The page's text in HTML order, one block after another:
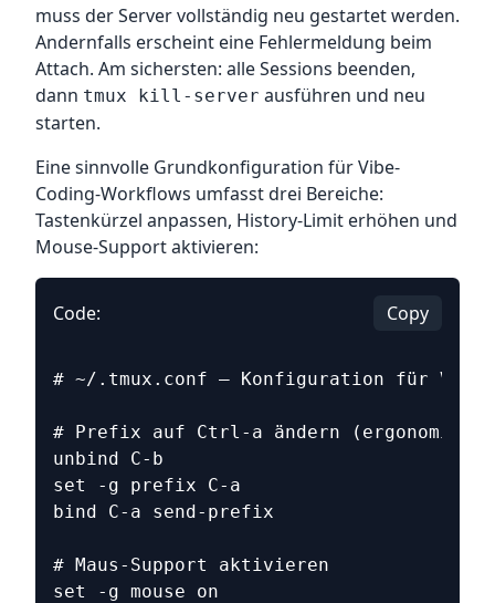
muss der Server vollständig neu gestartet werden.
Andernfalls erscheint eine Fehlermeldung beim
Attach. Am sichersten: alle Sessions beenden,
dann tmux kill-server ausführen und neu
starten.
Eine sinnvolle Grundkonfiguration für Vibe-
Coding-Workflows umfasst drei Bereiche:
Tastenkürzel anpassen, History-Limit erhöhen und
Mouse-Support aktivieren:
Code: Copy
# ~/.tmux.conf – Konfiguration für Vibe
# Prefix auf Ctrl-a ändern
unbind C-b
set -g prefix C-a
bind C-a send-prefix
# Maus-Support aktivieren
set -g mouse on